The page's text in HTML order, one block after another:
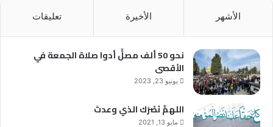
الأشهر الأخيرة تعليقات
نحو 50 ألف مصلٍّ أدوا صلاة الجمعة في
الأقصى
يونيو 23, 2023
اللهمَّ نَصْرَك الذي وعدتَ
مايو 13, 2021